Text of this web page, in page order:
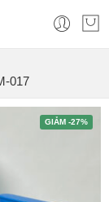
017
GIẢM -27%